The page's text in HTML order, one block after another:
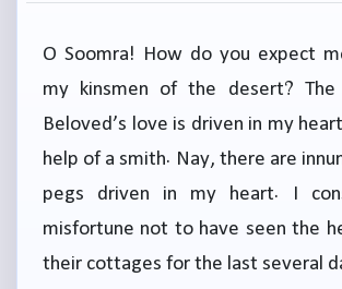
O Soomra! How do you expect
my kinsmen of the desert?
Beloved’s love is driven in my
help of a smith. Nay, there are
pegs driven in my heart. I
misfortune not to have seen the
their cottages for the last several